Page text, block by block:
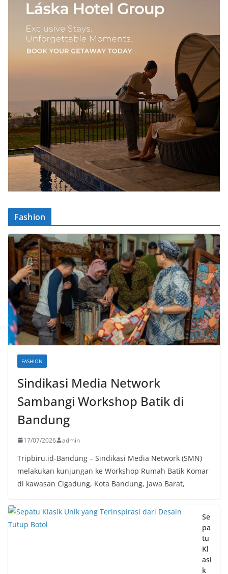
Fashion
FASHION
Sindikasi Media Network
Sambangi Workshop Batik di
Bandung
17/07/2026 admin
Tripbiru.id-Bandung – Sindikasi Media Network (SMN)
melakukan kunjungan ke Workshop Rumah Batik Komar
di kawasan Cigadung, Kota Bandung, Jawa Barat,
Se
pa
tu
Kl
asi
k